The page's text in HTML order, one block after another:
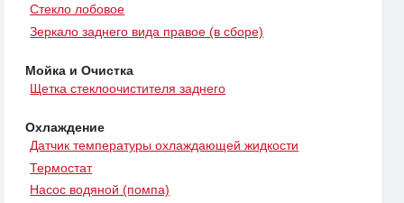
Стекло лобовое
Зеркало заднего вида правое (в сборе)
Мойка и Очистка
Щетка стеклоочистителя заднего
Охлаждение
Датчик температуры охлаждающей жидкости
Термостат
Насос водяной (помпа)